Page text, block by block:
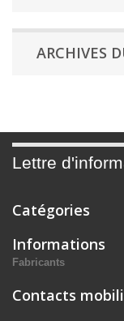
ARCHIVES
Lettre
Catégories
Informations
Fabricants
Contacts